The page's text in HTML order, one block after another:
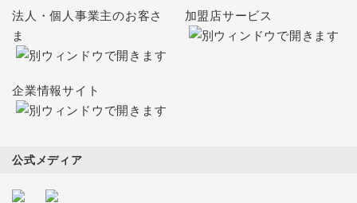
法人・個人事業主のお客さ
ま
加盟店サービス
企業情報サイト
公式メディア